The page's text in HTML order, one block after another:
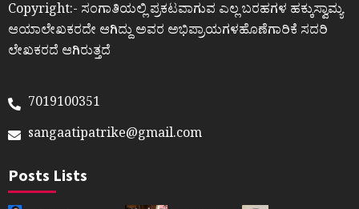
Copyright:- ಸಂಗಾತಿಯಲ್ಲಿ ಪ್ರಕಟವಾಗುವ ಎಲ್ಲ ಬರಹಗಳ ಹಕ್ಕುಸ್ವಾಮ್ಯ
ಆಯಾಲೇಖಕರದೇ ಆಗಿದ್ದು ಅವರ ಅಭಿಪ್ರಾಯಗಳಹೊಣೆಗಾರಿಕೆ ಸದರಿ
ಲೇಖಕರದೆ ಆಗಿರುತ್ತದೆ
7019100351
sangaatipatrike@gmail.com
Posts Lists